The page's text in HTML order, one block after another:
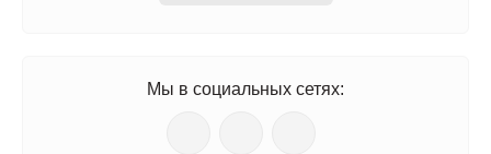
Мы в социальных сетях: